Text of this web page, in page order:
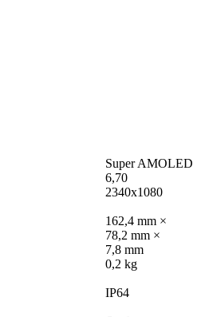
Super AMOLED
6,70
2340x1080
162,4 mm ×
78,2 mm ×
7,8 mm
0,2 kg
IP64